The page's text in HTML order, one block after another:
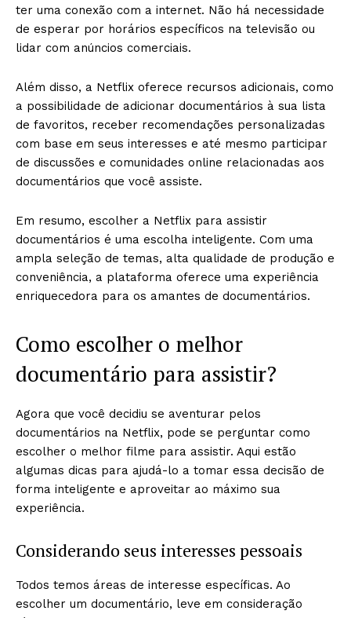
ter uma conexão com a internet. Não há necessidade
de esperar por horários específicos na televisão ou
lidar com anúncios comerciais.
Além disso, a Netflix oferece recursos adicionais, como
a possibilidade de adicionar documentários à sua lista
de favoritos, receber recomendações personalizadas
com base em seus interesses e até mesmo participar
de discussões e comunidades online relacionadas aos
documentários que você assiste.
Em resumo, escolher a Netflix para assistir
documentários é uma escolha inteligente. Com uma
ampla seleção de temas, alta qualidade de produção e
conveniência, a plataforma oferece uma experiência
enriquecedora para os amantes de documentários.
Como escolher o melhor
documentário para assistir?
Agora que você decidiu se aventurar pelos
documentários na Netflix, pode se perguntar como
escolher o melhor filme para assistir. Aqui estão
algumas dicas para ajudá-lo a tomar essa decisão de
forma inteligente e aproveitar ao máximo sua
experiência.
Considerando seus interesses pessoais
Todos temos áreas de interesse específicas. Ao
escolher um documentário, leve em consideração